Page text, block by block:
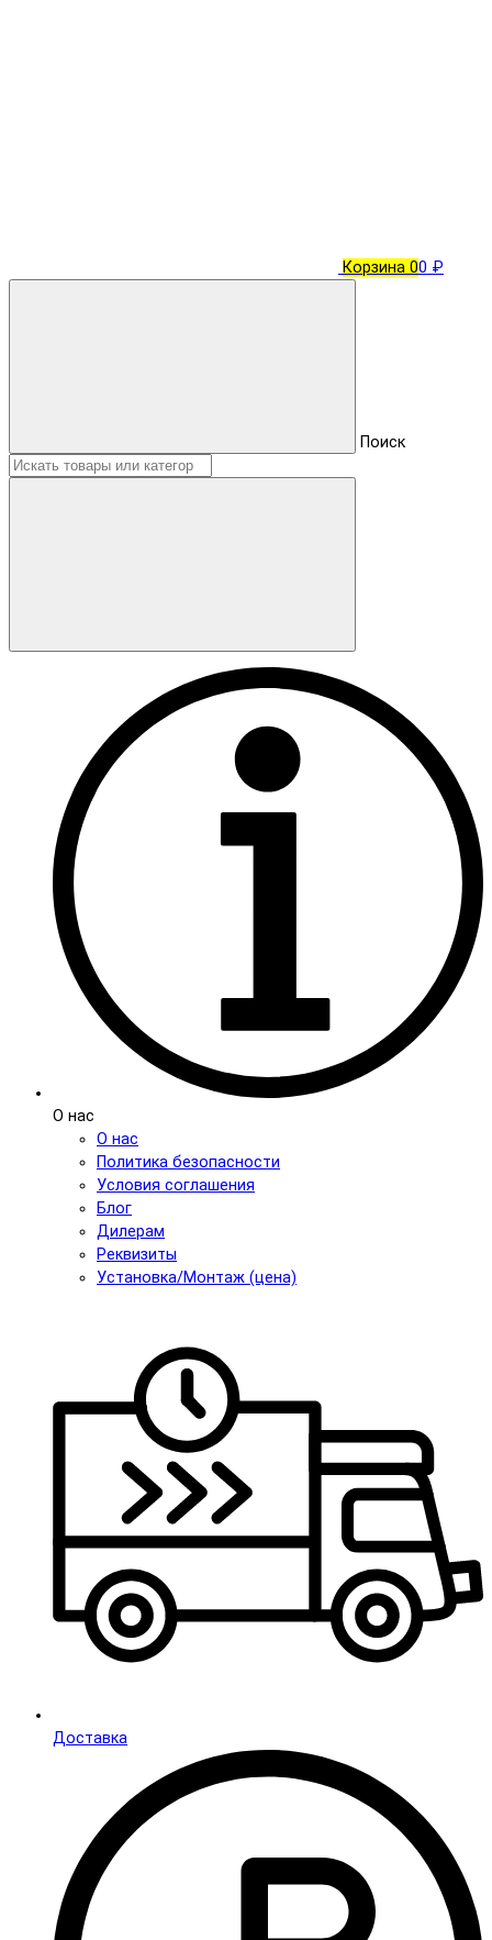
Корзина 00 ₽
Поиск
О нас
О нас
Политика безопасности
Условия соглашения
Блог
Дилерам
Реквизиты
Установка/Монтаж (цена)
Доставка